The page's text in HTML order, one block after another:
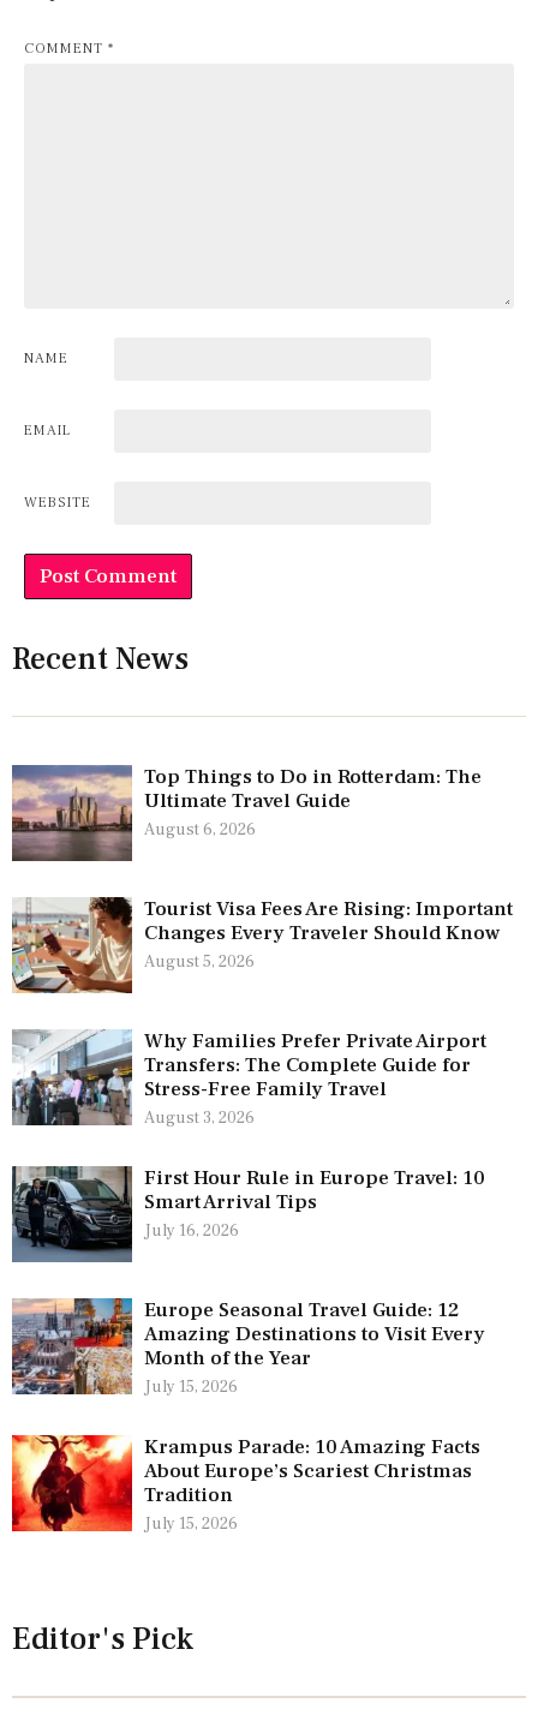
COMMENT *
NAME
EMAIL
WEBSITE
Recent News
Top Things to Do in Rotterdam: The
Ultimate Travel Guide
August 6, 2026
Tourist Visa Fees Are Rising: Important
Changes Every Traveler Should Know
August 5, 2026
Why Families Prefer Private Airport
Transfers: The Complete Guide for
Stress-Free Family Travel
August 3, 2026
First Hour Rule in Europe Travel: 10
Smart Arrival Tips
July 16, 2026
Europe Seasonal Travel Guide: 12
Amazing Destinations to Visit Every
Month of the Year
July 15, 2026
Krampus Parade: 10 Amazing Facts
About Europe’s Scariest Christmas
Tradition
July 15, 2026
Editor's Pick